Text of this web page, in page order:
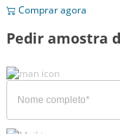
Comprar agora
Pedir amostra